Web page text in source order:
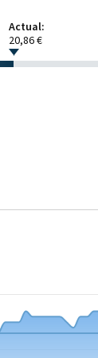
Actual:
20,86 €